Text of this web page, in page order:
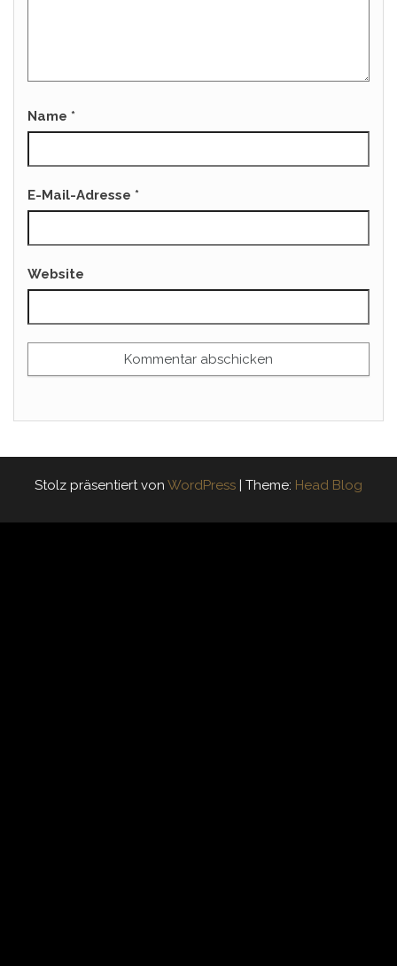
Name *
E-Mail-Adresse *
Website
Stolz präsentiert von WordPress | Theme: Head Blog